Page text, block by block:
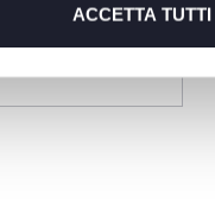
ACCETTA TUTTI
3 Couleurs